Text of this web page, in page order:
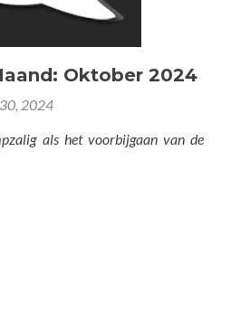
Oktober 2024
2024
als het voorbijgaan van de